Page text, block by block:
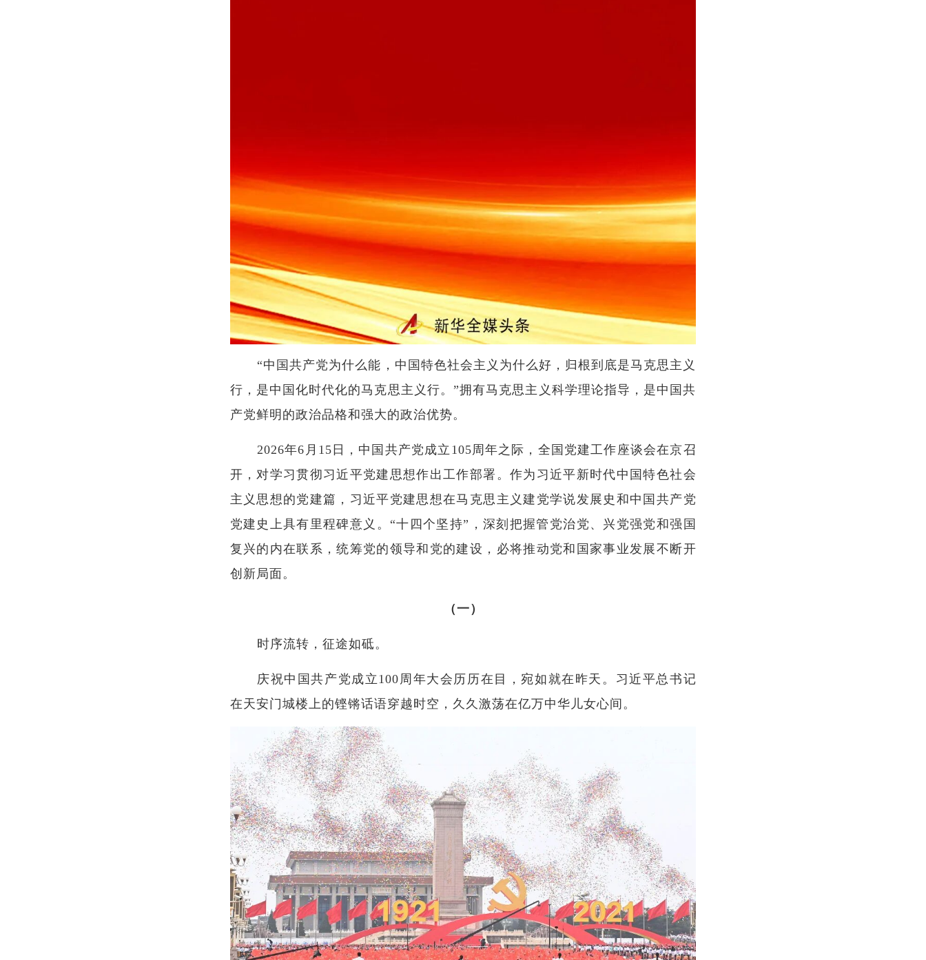
“中国共产党为什么能，中国特色社会主义为什么好，归根到底是马克思主义
行，是中国化时代化的马克思主义行。”拥有马克思主义科学理论指导，是中国共
产党鲜明的政治品格和强大的政治优势。
2026年6月15日，中国共产党成立105周年之际，全国党建工作座谈会在京召
开，对学习贯彻习近平党建思想作出工作部署。作为习近平新时代中国特色社会
主义思想的党建篇，习近平党建思想在马克思主义建党学说发展史和中国共产党
党建史上具有里程碑意义。“十四个坚持”，深刻把握管党治党、兴党强党和强国
复兴的内在联系，统筹党的领导和党的建设，必将推动党和国家事业发展不断开
创新局面。
（一）
时序流转，征途如砥。
庆祝中国共产党成立100周年大会历历在目，宛如就在昨天。习近平总书记
在天安门城楼上的铿锵话语穿越时空，久久激荡在亿万中华儿女心间。